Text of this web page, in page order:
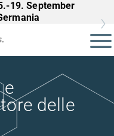
22.-25.09.2026,
delle